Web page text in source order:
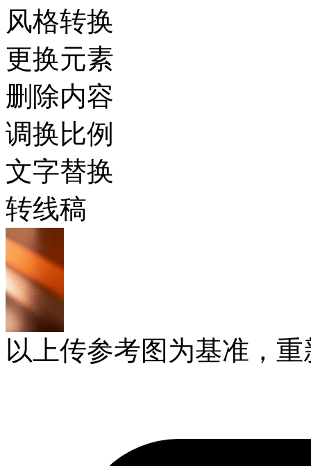
风格转换
更换元素
删除内容
调换比例
文字替换
转线稿
以上传参考图为基准，